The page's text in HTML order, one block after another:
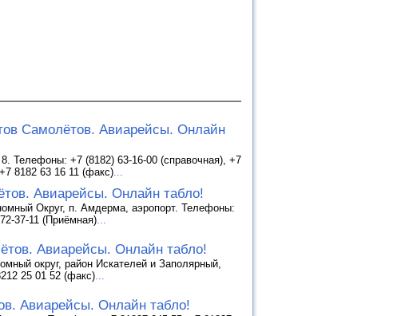
Самолётов. Авиарейсы. Онлайн
Телефоны: +7 (8182) 63-16-00 (справочная), +7
8182 63 16 11 (факс)
Авиарейсы. Онлайн табло!
Округ, п. Амдерма, аэропорт. Телефоны:
37-11 (Приёмная)
Авиарейсы. Онлайн табло!
округ, район Искателей и Заполярный,
25 01 52 (факс)
Авиарейсы. Онлайн табло!